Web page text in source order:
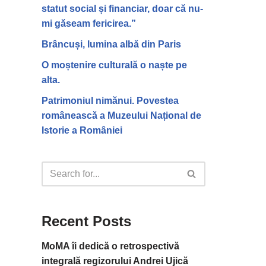
statut social și financiar, doar că nu-
mi găseam fericirea.”
Brâncuși, lumina albă din Paris
O moștenire culturală o naște pe
alta.
Patrimoniul nimănui. Povestea
românească a Muzeului Național de
Istorie a României
Recent Posts
MoMA îi dedică o retrospectivă
integrală regizorului Andrei Ujică